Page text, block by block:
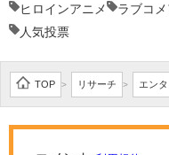
ヒロインアニメ
ラブコ
人気投票
TOP > リサーチ > エンタ